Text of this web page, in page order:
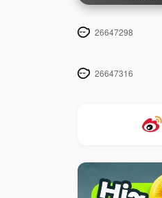
26647298
26647316